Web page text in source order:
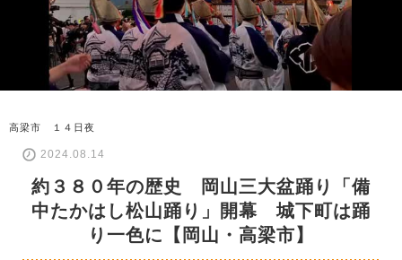
高梁市 １４日夜
2024.08.14
約３８０年の歴史 岡山三大盆踊り「備
中たかはし松山踊り」開幕 城下町は踊
り一色に【岡山・高梁市】